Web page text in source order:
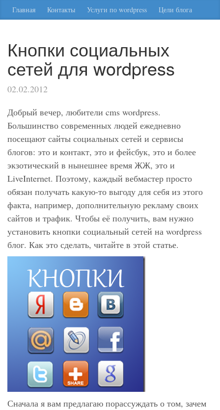
Главная Контакты Услуги по wordpress Цели блога
Кнопки социальных
сетей для wordpress
02.02.2012
Добрый вечер, любители cms wordpress.
Большинство современных людей ежедневно
посещают сайты социальных сетей и сервисы
блогов: это и контакт, это и фейсбук, это и более
экзотический в нынешнее время ЖЖ, это и
LiveInternet. Поэтому, каждый вебмастер просто
обязан получать какую-то выгоду для себя из этого
факта, например, дополнительную рекламу своих
сайтов и трафик. Чтобы её получить, вам нужно
установить кнопки социальный сетей на wordpress
блог. Как это сделать, читайте в этой статье.
Сначала я вам предлагаю порассуждать о том, зачем